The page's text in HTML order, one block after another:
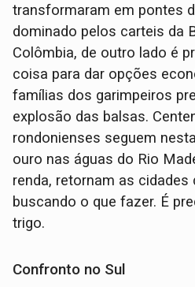
transformaram em pontes
dominado pelos carteis da
Colômbia, de outro lado é
coisa para dar opções
famílias dos garimpeiros
explosão das balsas.
rondonienses seguem
ouro nas águas do Rio
renda, retornam as
buscando o que fazer. É
trigo.
Confronto no Sul